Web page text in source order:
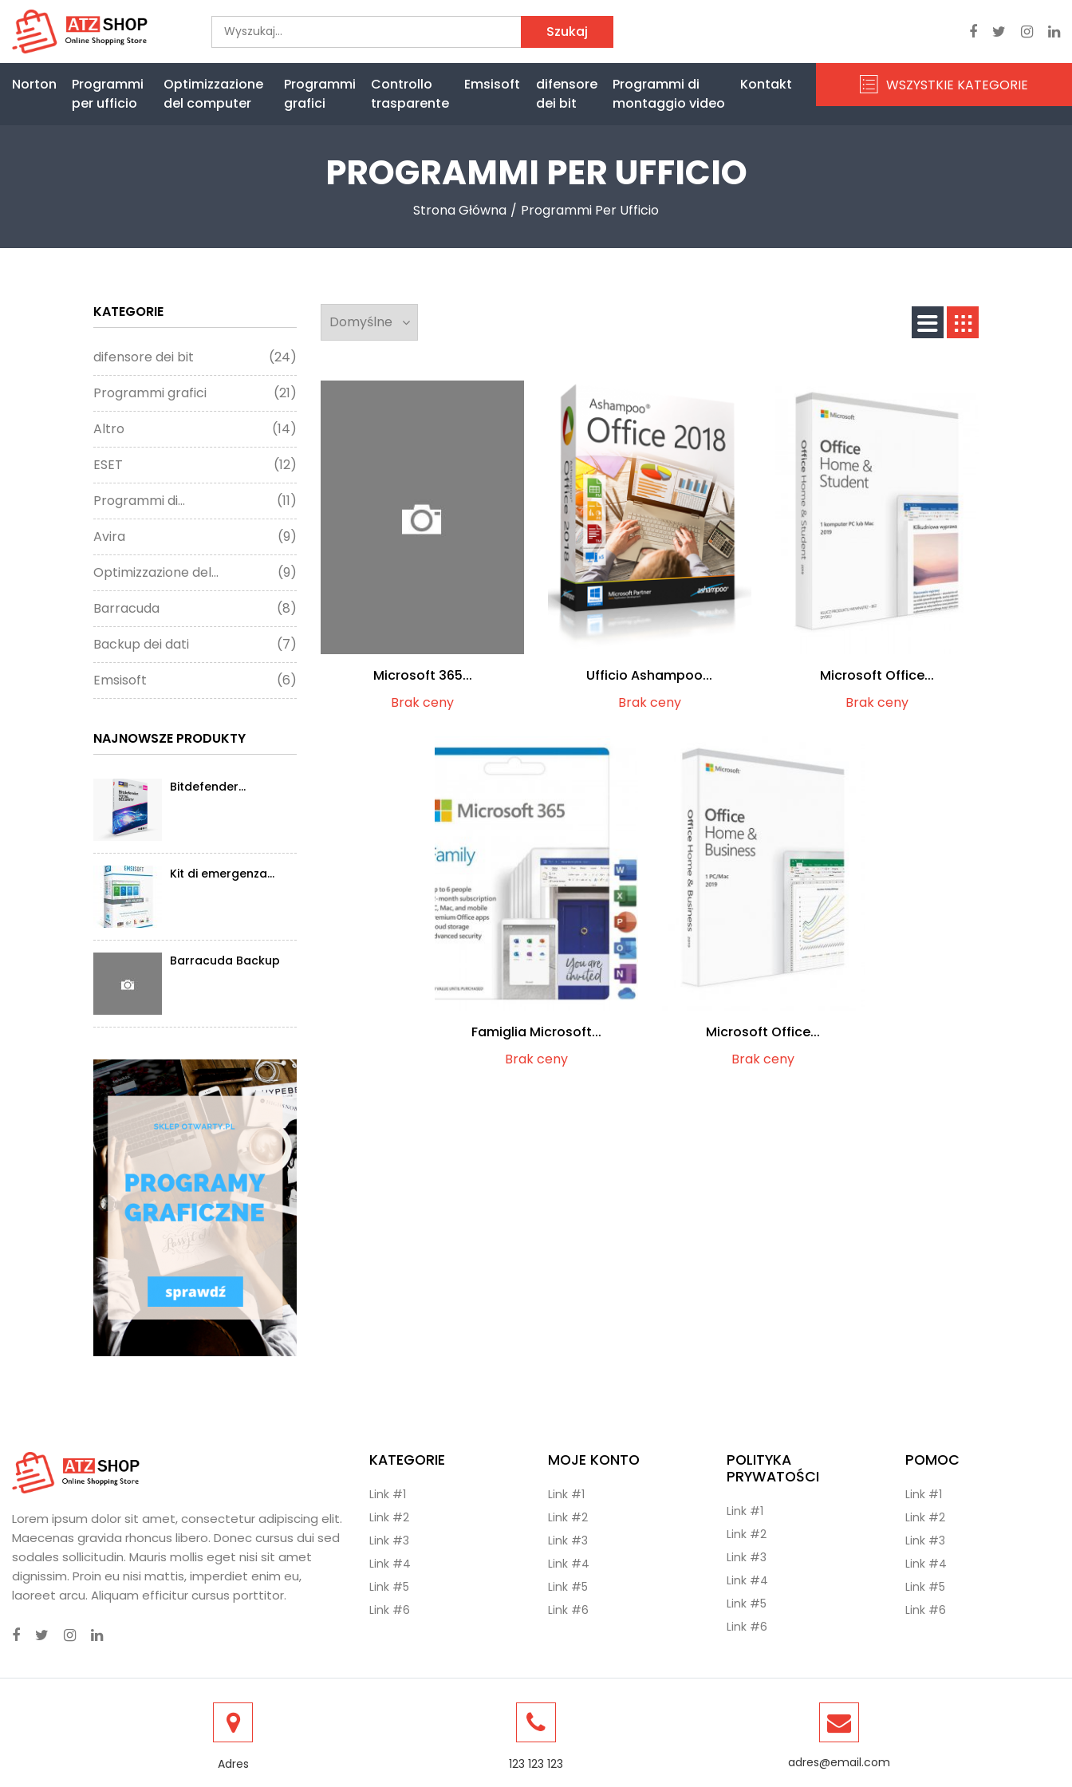
Szukaj
Norton
Programmi
per ufficio
Optimizzazione
del computer
Programmi
grafici
Controllo
trasparente
Emsisoft
difensore
dei bit
Programmi di
montaggio video
Kontakt WSZYSTKIE KATEGORIE
PROGRAMMI PER UFFICIO
Strona Główna Programmi Per Ufficio
Microsoft 365...
Brak ceny
Ufficio Ashampoo...
Brak ceny
Microsoft Office...
Brak ceny
Famiglia Microsoft...
Brak ceny
Microsoft Office...
Brak ceny
KATEGORIE
difensore dei bit
(24)
Programmi grafici
(21)
Altro
(14)
ESET
(12)
Programmi di...
(11)
Avira
(9)
Optimizzazione del...
(9)
Barracuda
(8)
Backup dei dati
(7)
Emsisoft
(6)
NAJNOWSZE PRODUKTY
Bitdefender...
Kit di emergenza...
Barracuda Backup
Lorem ipsum dolor sit amet, consectetur adipiscing elit.
Maecenas gravida rhoncus libero. Donec cursus dui sed
sodales sollicitudin. Mauris mollis eget nisi sit amet
dignissim. Proin eu nisi mattis, imperdiet enim eu,
laoreet arcu. Aliquam efficitur cursus porttitor.
KATEGORIE
Link #1
Link #2
Link #3
Link #4
Link #5
Link #6
MOJE KONTO
Link #1
Link #2
Link #3
Link #4
Link #5
Link #6
POLITYKA
PRYWATOŚCI
Link #1
Link #2
Link #3
Link #4
Link #5
Link #6
POMOC
Link #1
Link #2
Link #3
Link #4
Link #5
Link #6
Adres 123 123 123 adres@email.com